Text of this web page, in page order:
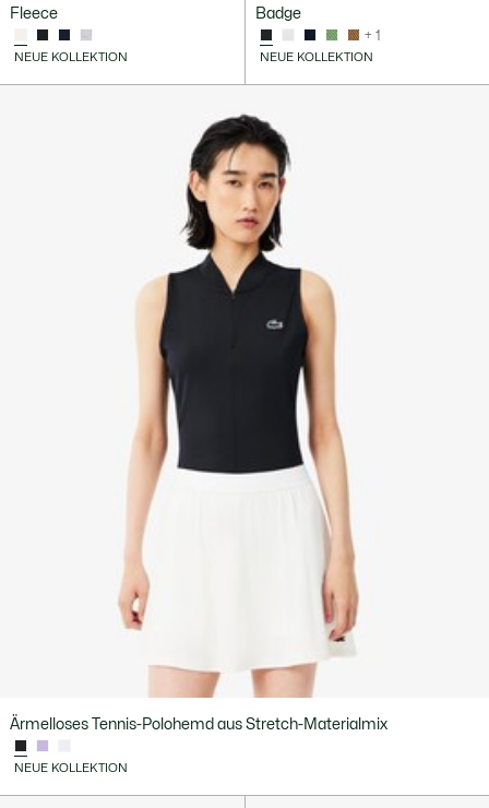
Fleece
NEUE KOLLEKTION
Badge
+ 1
NEUE KOLLEKTION
Ärmelloses Tennis-Polohemd aus Stretch-Materialmix
NEUE KOLLEKTION